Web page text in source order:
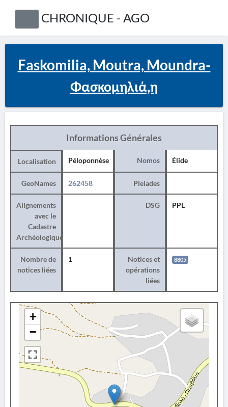
CHRONIQUE - AGO
Faskomilia, Moutra, Moundra-
Φασκομηλιά,η
Informations Générales
Localisation Péloponnèse Nomos Élide
GeoNames 262458 Pleiades
Alignements
avec le
Cadastre
Archéologique
DSG PPL
Nombre de
notices liées
1
Notices et
opérations
liées
8805
+
−